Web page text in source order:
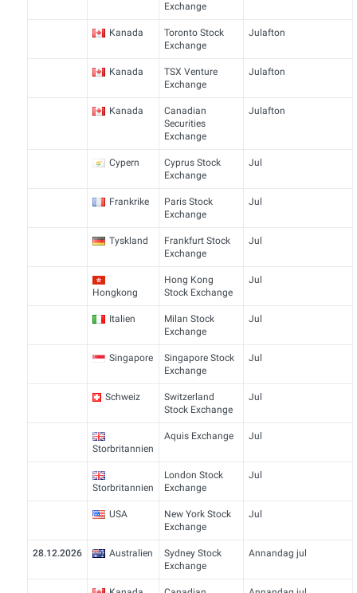
Exchange
Kanada
Toronto Stock
Exchange
Julafton
Kanada
TSX Venture
Exchange
Julafton
Kanada
Canadian
Securities
Exchange
Julafton
Cypern
Cyprus Stock
Exchange
Jul
Frankrike
Paris Stock
Exchange
Jul
Tyskland
Frankfurt Stock
Exchange
Jul
Hongkong
Hong Kong
Stock Exchange
Jul
Italien
Milan Stock
Exchange
Jul
Singapore
Singapore Stock
Exchange
Jul
Schweiz
Switzerland
Stock Exchange
Jul
Storbritannien
Aquis Exchange Jul
Storbritannien
London Stock
Exchange
Jul
USA
New York Stock
Exchange
Jul
28.12.2026 Australien
Sydney Stock
Exchange
Annandag jul